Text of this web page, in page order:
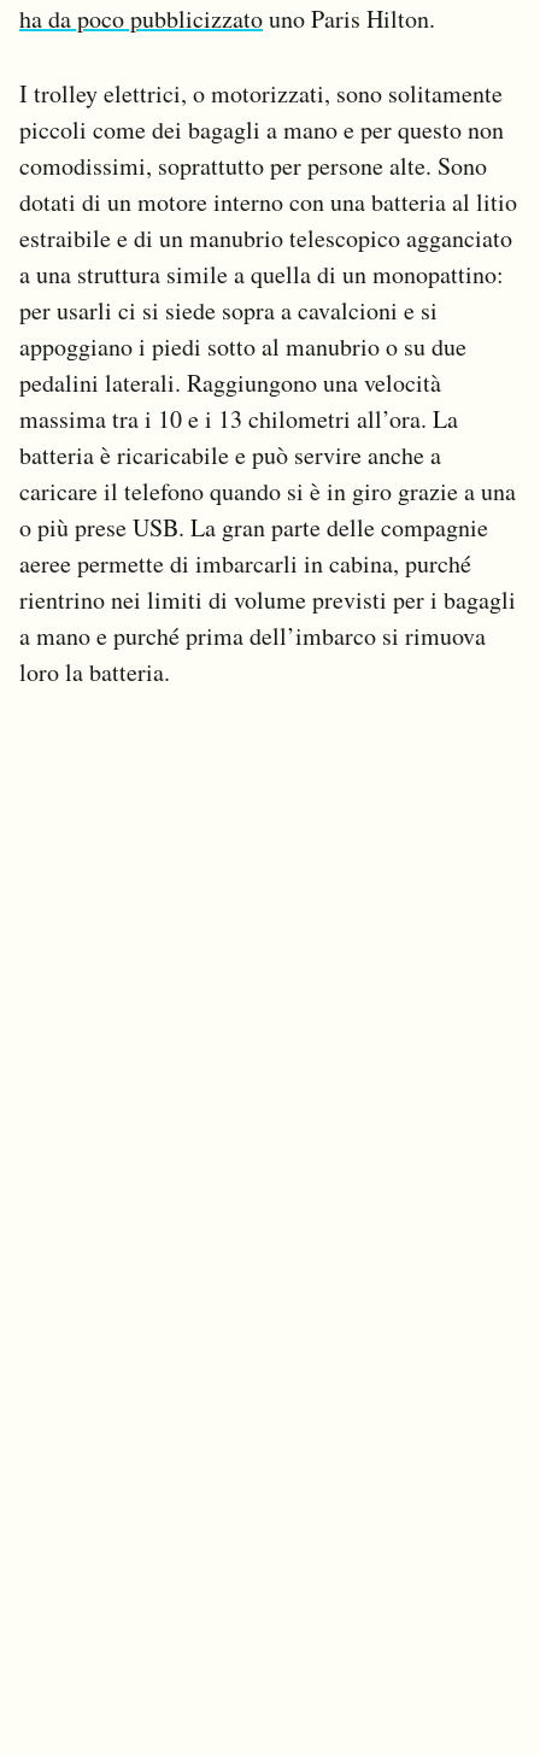
ha da poco pubblicizzatouno Paris Hilton.
I trolley elettrici, o motorizzati, sono solitamente
piccoli come dei bagagli a mano e per questo non
comodissimi, soprattutto per persone alte. Sono
dotati di un motore interno con una batteria al litio
estraibile e di un manubrio telescopico agganciato
a una struttura simile a quella di un monopattino:
per usarli ci si siede sopra a cavalcioni e si
appoggiano i piedi sotto al manubrio o su due
pedalini laterali. Raggiungono una velocità
massima tra i 10 e i 13 chilometri all’ora. La
batteria è ricaricabile e può servire anche a
caricare il telefono quando si è in giro grazie a una
o più prese USB. La gran parte delle compagnie
aeree permette di imbarcarli in cabina, purché
rientrino nei limiti di volume previsti per i bagagli
a mano e purché prima dell’imbarco si rimuova
loro la batteria.